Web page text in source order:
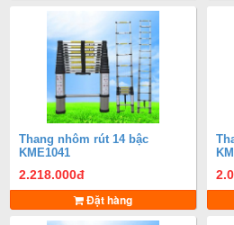
Thang nhôm rút 14 bậc
KME1041
2.218.000đ
Đặt hàng